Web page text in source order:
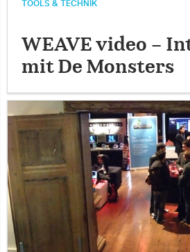
TOOLS & TECHNIK
WEAVE video –
mit De Monsters